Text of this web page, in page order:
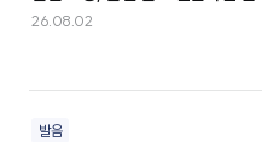
26.08.02
발음